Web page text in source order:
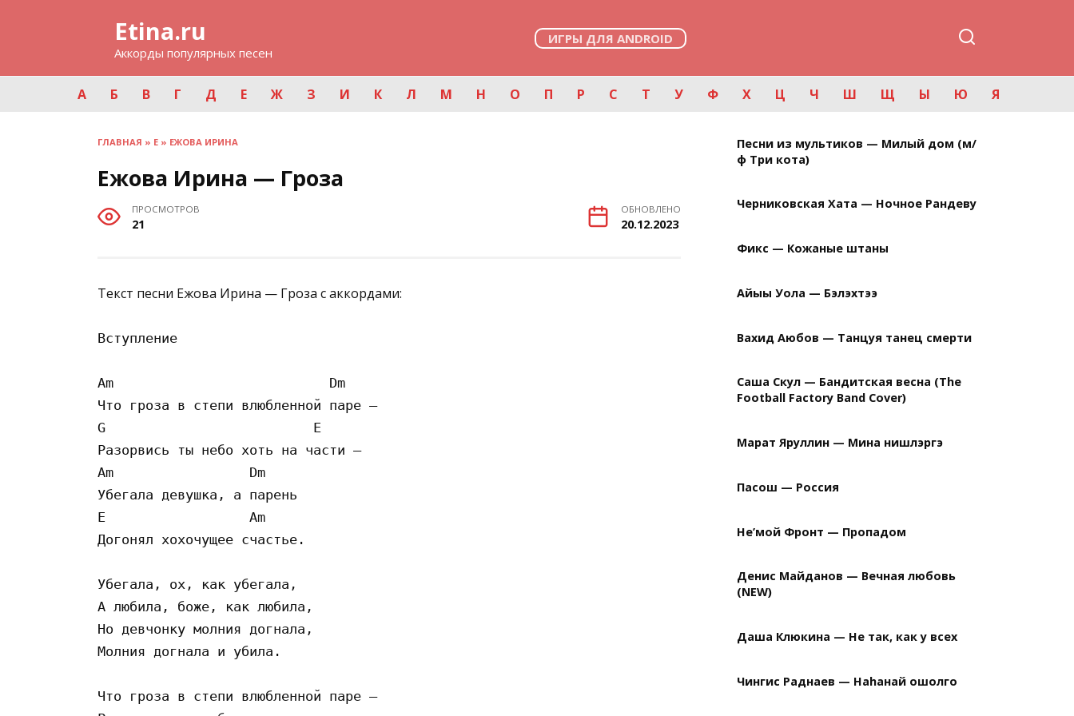
Etina.ru
Аккорды популярных песен
ИГРЫ ДЛЯ ANDROID
А Б В Г Д Е Ж З И К Л М Н О П Р С Т У Ф Х Ц Ч Ш Щ Ы Ю Я
ГЛАВНАЯ » Е » ЕЖОВА ИРИНА
Ежова Ирина — Гроза
ПРОСМОТРОВ
21
ОБНОВЛЕНО
20.12.2023
Текст песни Ежова Ирина — Гроза с аккордами:
Вступление
Am                           Dm
Что гроза в степи влюбленной паре –
G                          E
Разорвись ты небо хоть на части –
Am                 Dm
Убегала девушка, а парень
E                  Am
Догонял хохочущее счастье.
Убегала, ох, как убегала,
А любила, боже, как любила,
Но девчонку молния догнала,
Молния догнала и убила.
Что гроза в степи влюбленной паре –
Песни из мультиков — Милый дом (м/
ф Три кота)
Черниковская Хата — Ночное Рандеву
Фикс — Кожаные штаны
Айыы Уола — Бэлэхтээ
Вахид Аюбов — Танцуя танец смерти
Саша Скул — Бандитская весна (The
Football Factory Band Cover)
Марат Яруллин — Мина нишлэргэ
Пасош — Россия
Не’мой Фронт — Пропадом
Денис Майданов — Вечная любовь
(NEW)
Даша Клюкина — Не так, как у всех
Чингис Раднаев — Наhанай ошолго